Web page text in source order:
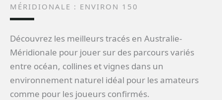
MÉRIDIONALE : ENVIRON 150
Découvrez les meilleurs tracés en Australie-
Méridionale pour jouer sur des parcours variés
entre océan, collines et vignes dans un
environnement naturel idéal pour les amateurs
comme pour les joueurs confirmés.